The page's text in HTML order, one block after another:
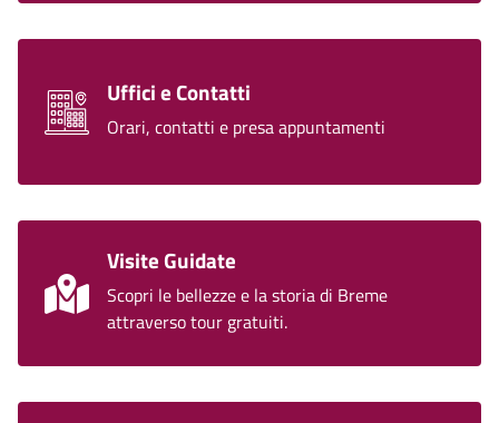
Uffici e Contatti
Orari, contatti e presa appuntamenti
Visite Guidate
Scopri le bellezze e la storia di Breme
attraverso tour gratuiti.